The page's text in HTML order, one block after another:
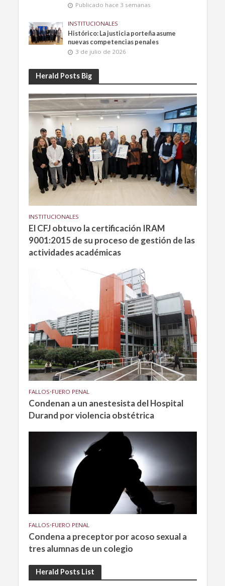
Publicado hace 3 semanas
INSTITUCIONALES
Histórico: La justicia porteña asume
nuevas competencias penales
3 de julio de 2026
Herald Posts Big
INSTITUCIONALES
El CFJ obtuvo la certificación IRAM
9001:2015 de su proceso de gestión de las
actividades académicas
FALLOS•FUERO PENAL
Condenan a un anestesista del Hospital
Durand por violencia obstétrica
FALLOS•FUERO PENAL
Condena a preceptor por acoso sexual a
tres alumnas de un colegio
Herald Posts List